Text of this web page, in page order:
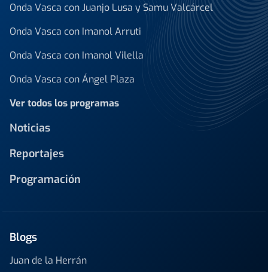
Onda Vasca con Juanjo Lusa y Samu Valcárcel
Onda Vasca con Imanol Arruti
Onda Vasca con Imanol Vilella
Onda Vasca con Ángel Plaza
Ver todos los programas
Noticias
Reportajes
Programación
Blogs
Juan de la Herrán